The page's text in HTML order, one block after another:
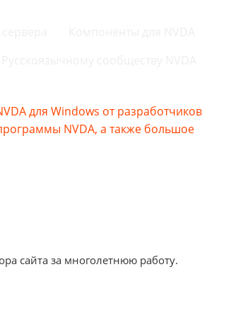
для Windows от разработчиков
NVDA, а также большое
сайта за многолетнюю работу.